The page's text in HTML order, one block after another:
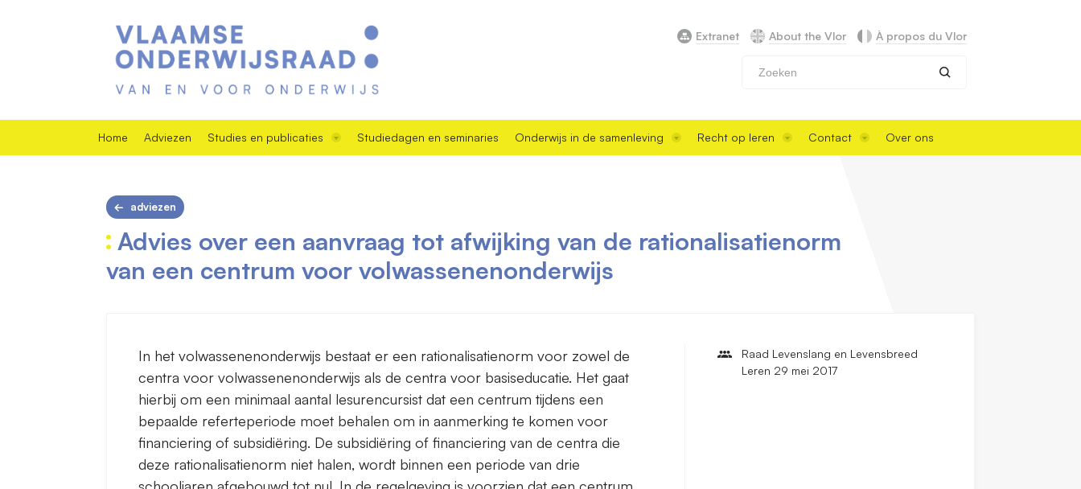
Extranet About the Vlor À propos du Vlor
Home Adviezen Studies en publicaties Studiedagen en seminaries Onderwijs in de samenleving Recht op leren Contact Over ons
adviezen
Advies over een aanvraag tot afwijking van de rationalisatienorm
van een centrum voor volwassenenonderwijs
In het volwassenenonderwijs bestaat er een rationalisatienorm voor zowel de
centra voor volwassenenonderwijs als de centra voor basiseducatie. Het gaat
hierbij om een minimaal aantal lesurencursist dat een centrum tijdens een
bepaalde referteperiode moet behalen om in aanmerking te komen voor
financiering of subsidiëring. De subsidiëring of financiering van de centra die
deze rationalisatienorm niet halen, wordt binnen een periode van drie
schooljaren afgebouwd tot nul. In de regelgeving is voorzien dat een centrum
Raad Levenslang en Levensbreed
Leren 29 mei 2017